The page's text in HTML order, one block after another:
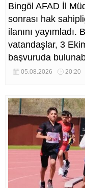
Bingöl AFAD İl
sonrası hak
ilanını yayımladı.
vatandaşlar, 3
başvuruda
05.08.2026 20:20